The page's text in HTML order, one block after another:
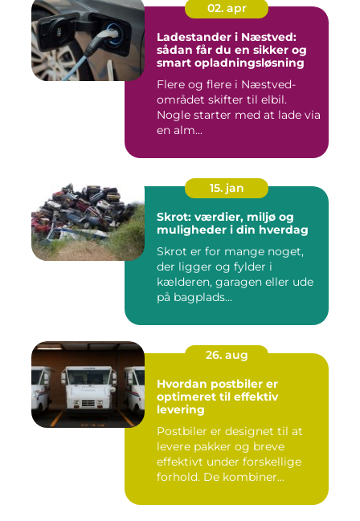
02. apr
Ladestander i Næstved:
sådan får du en sikker og
smart opladningsløsning
Flere og flere i Næstved-
området skifter til elbil.
Nogle starter med at lade via
en alm...
15. jan
Skrot: værdier, miljø og
muligheder i din hverdag
Skrot er for mange noget,
der ligger og fylder i
kælderen, garagen eller ude
på bagplads...
26. aug
Hvordan postbiler er
optimeret til effektiv
levering
Postbiler er designet til at
levere pakker og breve
effektivt under forskellige
forhold. De kombiner...